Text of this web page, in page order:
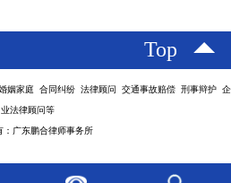
Top
姻家庭 合同纠纷 法律顾问 交通事故赔偿 刑事辩护 企
业法律顾问等
：广东鹏合律师事务所